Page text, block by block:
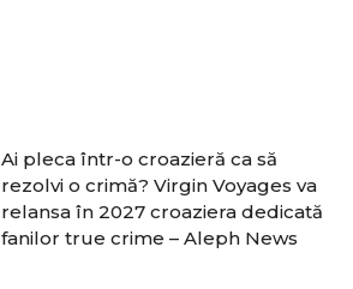
Ai pleca într-o croazieră ca să
rezolvi o crimă? Virgin Voyages va
relansa în 2027 croaziera dedicată
fanilor true crime – Aleph News